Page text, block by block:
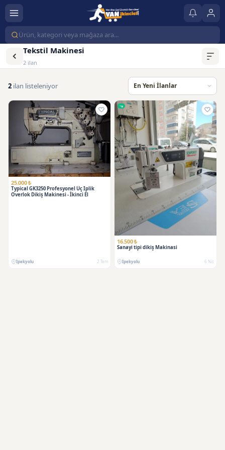
Tekstil Makinesi
2 ilan
2 ilan listeleniyor
25.000 ₺
Typical GK3250 Profesyonel Üç İplik
Overlok Dikiş Makinesi - İkinci El
İpekyolu 2 Tem
16.500 ₺
Sanayi tipi dikiş Makinasi
İpekyolu 6 Nis